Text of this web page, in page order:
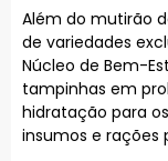
Além do mutirão
de variedades
Núcleo de Bem-
tampinhas em
hidratação para
insumos e rações